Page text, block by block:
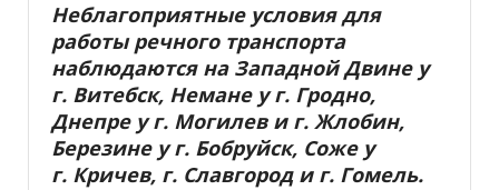
Неблагоприятные условия для
работы речного транспорта
наблюдаются на Западной Двине у
г. Витебск, Немане у г. Гродно,
Днепре у г. Могилев и г. Жлобин,
Березине у г. Бобруйск, Соже у
г. Кричев, г. Славгород и г. Гомель.